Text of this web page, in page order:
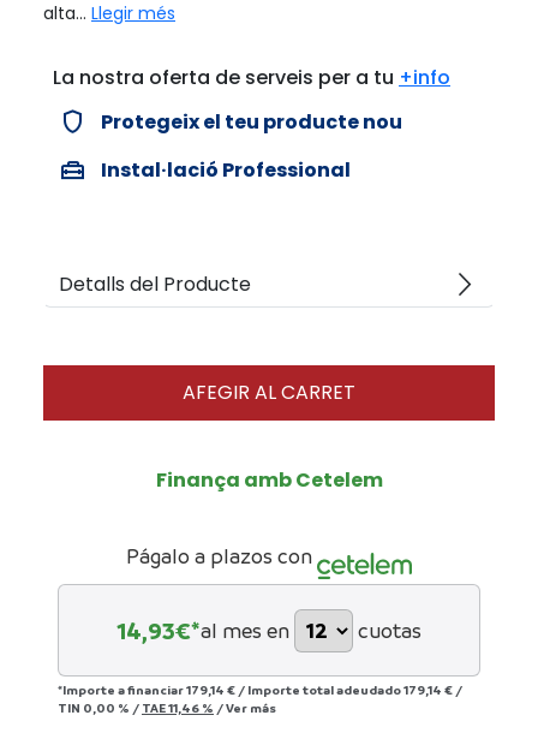
alta... Llegir més
La nostra oferta de serveis per a tu +info
verified_user Protegeix el teu producte nou
home_repair_service Instal·lació Professional
Detalls del Producte arrow_forward_ios
AFEGIR AL CARRET
Finança amb Cetelem
Págalo a plazos con
14,93€*al mes en cuotas
*Importe a financiar179,14 € / Importe total adeudado179,14 € /
TIN 0,00 % / TAE11,46 % /Ver más